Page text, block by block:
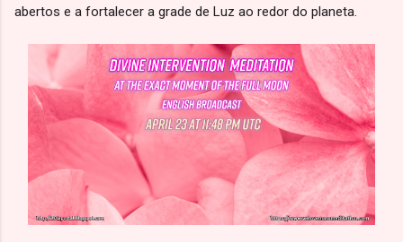
abertos e a fortalecer a grade de Luz ao redor do planeta.